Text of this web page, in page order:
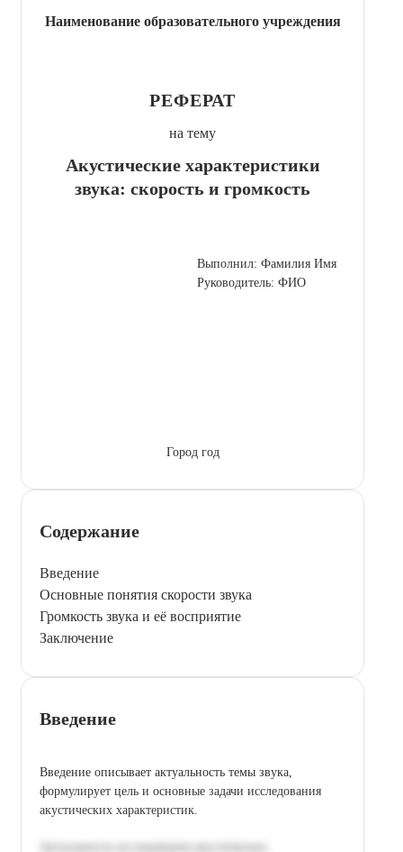
Наименование образовательного учреждения
РЕФЕРАТ
на тему
Акустические характеристики
звука: скорость и громкость
Выполнил: Фамилия Имя
Руководитель: ФИО
Город год
Содержание
Введение
Основные понятия скорости звука
Громкость звука и её восприятие
Заключение
Введение
Введение описывает актуальность темы звука,
формулирует цель и основные задачи исследования
акустических характеристик.